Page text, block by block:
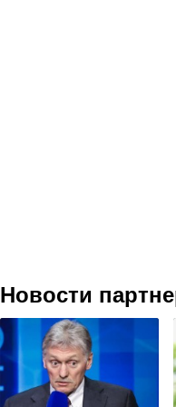
Новости